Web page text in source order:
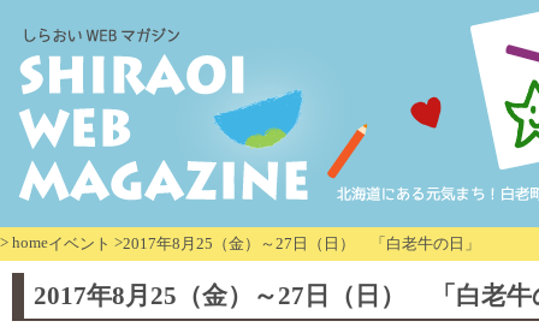
> homeイベント >2017年8月25（金）～27日（日） 「白老牛の日」
2017年8月25（金）～27日（日） 「白老牛